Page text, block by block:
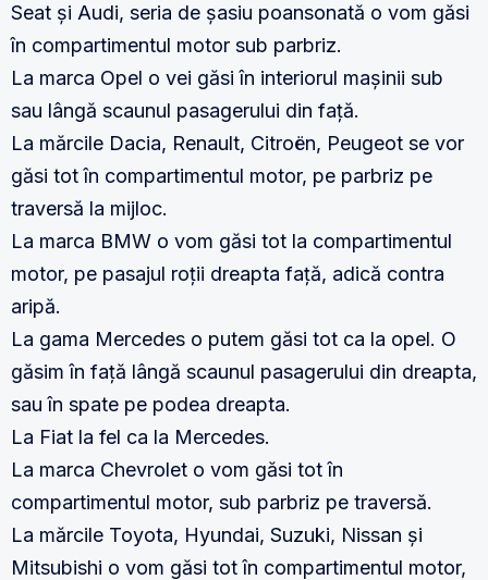
Seat și Audi, seria de șasiu poansonată o vom găsi
în compartimentul motor sub parbriz.
La marca Opel o vei găsi în interiorul mașinii sub
sau lângă scaunul pasagerului din față.
La mărcile Dacia, Renault, Citroën, Peugeot se vor
găsi tot în compartimentul motor, pe parbriz pe
traversă la mijloc.
La marca BMW o vom găsi tot la compartimentul
motor, pe pasajul roții dreapta față, adică contra
aripă.
La gama Mercedes o putem găsi tot ca la opel. O
găsim în față lângă scaunul pasagerului din dreapta,
sau în spate pe podea dreapta.
La Fiat la fel ca la Mercedes.
La marca Chevrolet o vom găsi tot în
compartimentul motor, sub parbriz pe traversă.
La mărcile Toyota, Hyundai, Suzuki, Nissan și
Mitsubishi o vom găsi tot în compartimentul motor,